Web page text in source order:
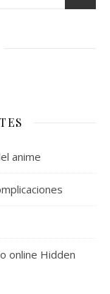
anime
online Hidden